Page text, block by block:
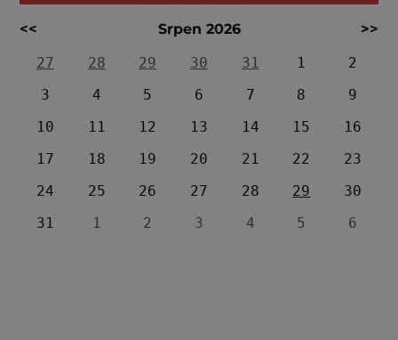
<< Srpen 2026
>>
27
28 29 30 31 1
2
3
4 5 6 7 8
9
10
11 12 13 14 15
16
17
18 19 20 21 22
23
24
25 26 27 28 29
30
31
1 2 3 4 5 6